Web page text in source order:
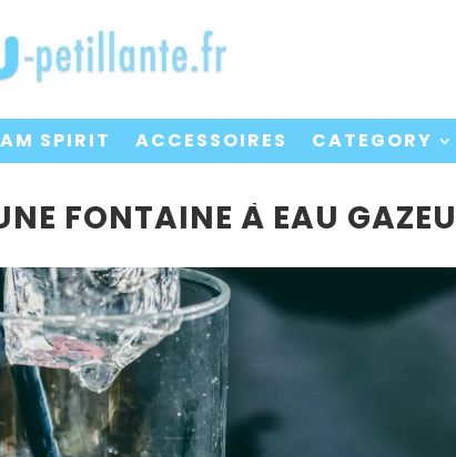
SPIRIT ACCESSOIRES CATEGORY
FONTAINE À EAU